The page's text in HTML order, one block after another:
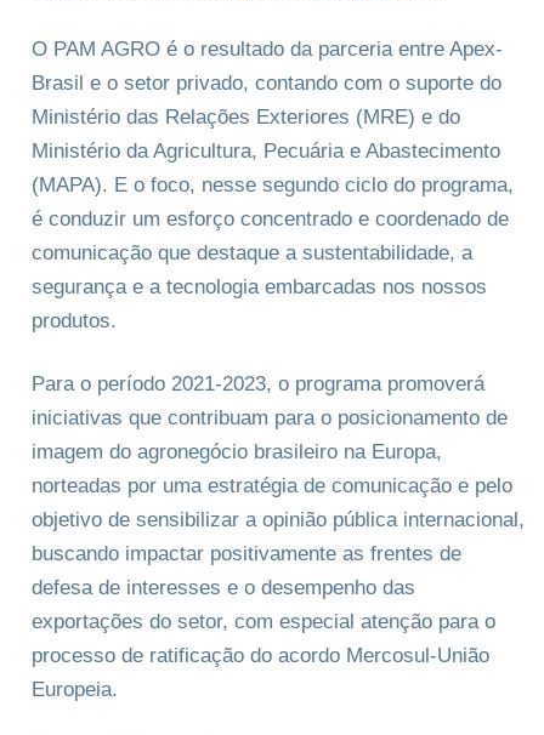
O PAM AGRO é o resultado da parceria entre Apex-
Brasil e o setor privado, contando com o suporte do
Ministério das Relações Exteriores (MRE) e do
Ministério da Agricultura, Pecuária e Abastecimento
(MAPA). E o foco, nesse segundo ciclo do programa,
é conduzir um esforço concentrado e coordenado de
comunicação que destaque a sustentabilidade, a
segurança e a tecnologia embarcadas nos nossos
produtos.
Para o período 2021-2023, o programa promoverá
iniciativas que contribuam para o posicionamento de
imagem do agronegócio brasileiro na Europa,
norteadas por uma estratégia de comunicação e pelo
objetivo de sensibilizar a opinião pública internacional,
buscando impactar positivamente as frentes de
defesa de interesses e o desempenho das
exportações do setor, com especial atenção para o
processo de ratificação do acordo Mercosul-União
Europeia.